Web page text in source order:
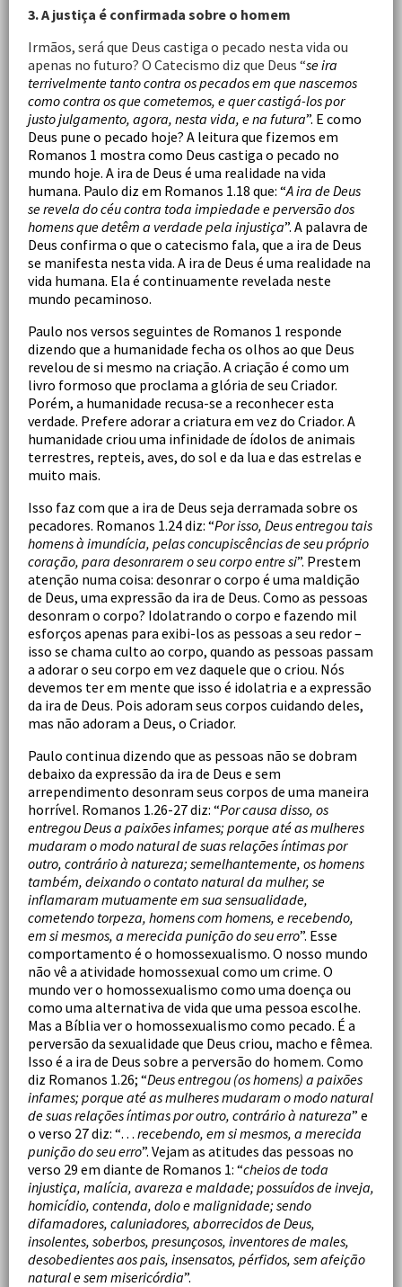
3. A justiça é confirmada sobre o homem
Irmãos, será que Deus castiga o pecado nesta vida ou
apenas no futuro? O Catecismo diz que Deus “se ira
terrivelmente tanto contra os pecados em que nascemos
como contra os que cometemos, e quer castigá-los por
justo julgamento, agora, nesta vida, e na futura”. E como
Deus pune o pecado hoje? A leitura que fizemos em
Romanos 1 mostra como Deus castiga o pecado no
mundo hoje. A ira de Deus é uma realidade na vida
humana. Paulo diz em Romanos 1.18 que: “A ira de Deus
se revela do céu contra toda impiedade e perversão dos
homens que detêm a verdade pela injustiça”. A palavra de
Deus confirma o que o catecismo fala, que a ira de Deus
se manifesta nesta vida. A ira de Deus é uma realidade na
vida humana. Ela é continuamente revelada neste
mundo pecaminoso.
Paulo nos versos seguintes de Romanos 1 responde
dizendo que a humanidade fecha os olhos ao que Deus
revelou de si mesmo na criação. A criação é como um
livro formoso que proclama a glória de seu Criador.
Porém, a humanidade recusa-se a reconhecer esta
verdade. Prefere adorar a criatura em vez do Criador. A
humanidade criou uma infinidade de ídolos de animais
terrestres, repteis, aves, do sol e da lua e das estrelas e
muito mais.
Isso faz com que a ira de Deus seja derramada sobre os
pecadores. Romanos 1.24 diz: “Por isso, Deus entregou tais
homens à imundícia, pelas concupiscências de seu próprio
coração, para desonrarem o seu corpo entre si”. Prestem
atenção numa coisa: desonrar o corpo é uma maldição
de Deus, uma expressão da ira de Deus. Como as pessoas
desonram o corpo? Idolatrando o corpo e fazendo mil
esforços apenas para exibi-los as pessoas a seu redor –
isso se chama culto ao corpo, quando as pessoas passam
a adorar o seu corpo em vez daquele que o criou. Nós
devemos ter em mente que isso é idolatria e a expressão
da ira de Deus. Pois adoram seus corpos cuidando deles,
mas não adoram a Deus, o Criador.
Paulo continua dizendo que as pessoas não se dobram
debaixo da expressão da ira de Deus e sem
arrependimento desonram seus corpos de uma maneira
horrível. Romanos 1.26-27 diz: “Por causa disso, os
entregou Deus a paixões infames; porque até as mulheres
mudaram o modo natural de suas relações íntimas por
outro, contrário à natureza; semelhantemente, os homens
também, deixando o contato natural da mulher, se
inflamaram mutuamente em sua sensualidade,
cometendo torpeza, homens com homens, e recebendo,
em si mesmos, a merecida punição do seu erro”. Esse
comportamento é o homossexualismo. O nosso mundo
não vê a atividade homossexual como um crime. O
mundo ver o homossexualismo como uma doença ou
como uma alternativa de vida que uma pessoa escolhe.
Mas a Bíblia ver o homossexualismo como pecado. É a
perversão da sexualidade que Deus criou, macho e fêmea.
Isso é a ira de Deus sobre a perversão do homem. Como
diz Romanos 1.26; “Deus entregou (os homens) a paixões
infames; porque até as mulheres mudaram o modo natural
de suas relações íntimas por outro, contrário à natureza” e
o verso 27 diz: “… recebendo, em si mesmos, a merecida
punição do seu erro”. Vejam as atitudes das pessoas no
verso 29 em diante de Romanos 1: “cheios de toda
injustiça, malícia, avareza e maldade; possuídos de inveja,
homicídio, contenda, dolo e malignidade; sendo
difamadores, caluniadores, aborrecidos de Deus,
insolentes, soberbos, presunçosos, inventores de males,
desobedientes aos pais, insensatos, pérfidos, sem afeição
natural e sem misericórdia”.